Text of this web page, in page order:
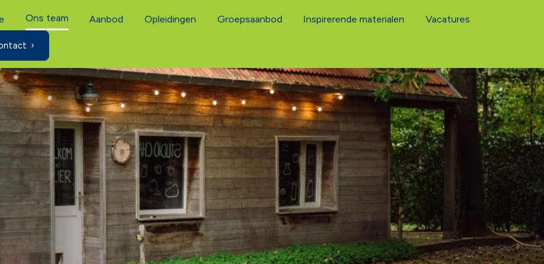
Ons team Aanbod Opleidingen Groepsaanbod Inspirerende materialen Vacatures